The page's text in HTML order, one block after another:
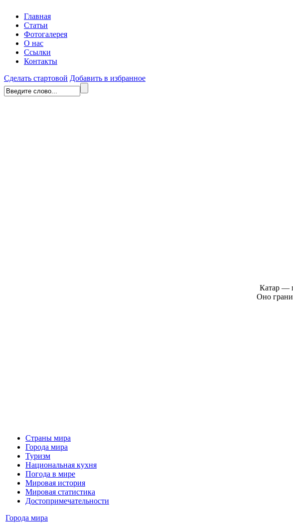
Главная
Статьи
Фотогалерея
О нас
Ссылки
Контакты
Сделать стартовой Добавить в избранное
Страны мира
Города мира
Туризм
Национальная кухня
Погода в мире
Мировая история
Мировая статистика
Достопримечательности
Города мира
Катар —
Оно